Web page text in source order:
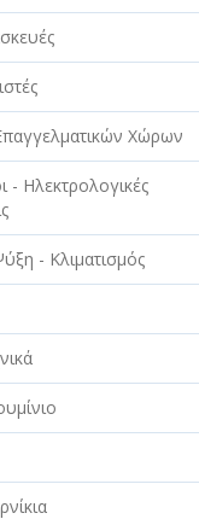
ΚΑΤΑΣΤΗΜΑΤΑ
ΒΙΟΜΗΧΑΝΙΕΣ
- ΤΟΥΡΙΣΜΟΣ Χώρων
- Ηλεκτρολογικές
- Κλιματισμός